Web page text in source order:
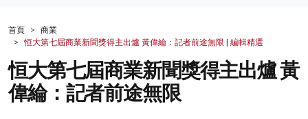
財經
生活
健康
商業
首頁
商業
恒大第七屆商業新聞獎得主出爐 黃偉綸：記者前途無限 | 編輯精選
恒大第七屆商業新聞獎得主出爐 黃
偉綸：記者前途無限